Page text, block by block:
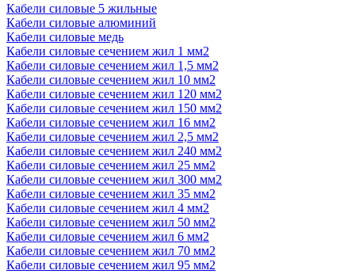
Кабели силовые 5 жильные
Кабели силовые алюминий
Кабели силовые медь
Кабели силовые сечением жил 1 мм2
Кабели силовые сечением жил 1,5 мм2
Кабели силовые сечением жил 10 мм2
Кабели силовые сечением жил 120 мм2
Кабели силовые сечением жил 150 мм2
Кабели силовые сечением жил 16 мм2
Кабели силовые сечением жил 2,5 мм2
Кабели силовые сечением жил 240 мм2
Кабели силовые сечением жил 25 мм2
Кабели силовые сечением жил 300 мм2
Кабели силовые сечением жил 35 мм2
Кабели силовые сечением жил 4 мм2
Кабели силовые сечением жил 50 мм2
Кабели силовые сечением жил 6 мм2
Кабели силовые сечением жил 70 мм2
Кабели силовые сечением жил 95 мм2